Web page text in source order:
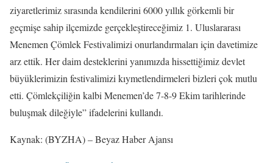
ziyaretlerimiz sırasında kendilerini 6000 yıllık görkemli bir
geçmişe sahip ilçemizde gerçekleştireceğimiz 1. Uluslararası
Menemen Çömlek Festivalimizi onurlandırmaları için davetimize
arz ettik. Her daim desteklerini yanımızda hissettiğimiz devlet
büyüklerimizin festivalimizi kıymetlendirmeleri bizleri çok mutlu
etti. Çömlekçiliğin kalbi Menemen’de 7-8-9 Ekim tarihlerinde
buluşmak dileğiyle” ifadelerini kullandı.
Kaynak: (BYZHA) – Beyaz Haber Ajansı